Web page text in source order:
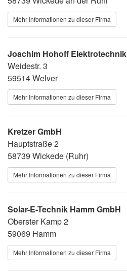
Mehr Informationen zu dieser Firma
Joachim Hohoff Elektrotechnik
Weidestr. 3
59514 Welver
Mehr Informationen zu dieser Firma
Kretzer GmbH
Hauptstraße 2
58739 Wickede (Ruhr)
Mehr Informationen zu dieser Firma
Solar-E-Technik Hamm GmbH
Oberster Kamp 2
59069 Hamm
Mehr Informationen zu dieser Firma